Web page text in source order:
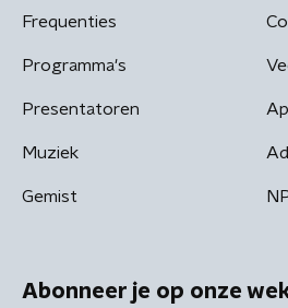
Frequenties
Programma's
Presentatoren
Muziek
Gemist
Abonneer je op onze